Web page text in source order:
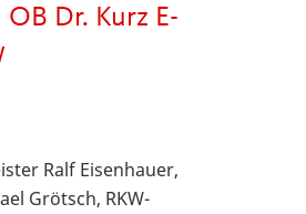
Dr. Kurz E-
Ralf Eisenhauer,
Grötsch, RKW-